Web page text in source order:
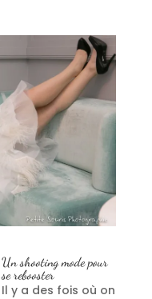
Un shooting mode pour
se rebooster
Il y a des fois où on